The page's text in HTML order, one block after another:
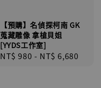
【預購】名偵探柯南 GK
蒐藏雕像 拿槍貝姐
[YYDS工作室]
Regular
NT$ 980 - NT$ 6,680